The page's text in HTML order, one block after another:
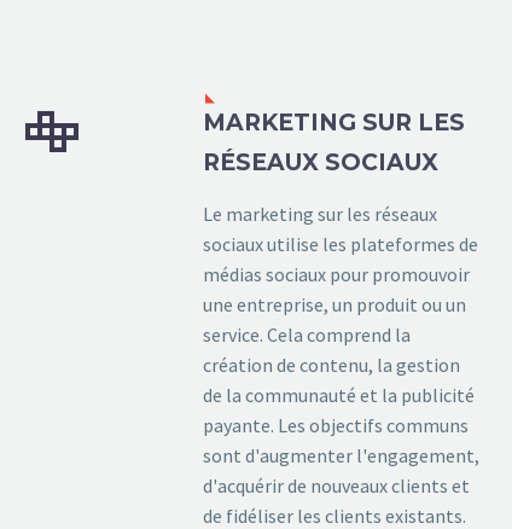


MARKETING SUR LES
RÉSEAUX SOCIAUX
Le marketing sur les réseaux
sociaux utilise les plateformes de
médias sociaux pour promouvoir
une entreprise, un produit ou un
service. Cela comprend la
création de contenu, la gestion
de la communauté et la publicité
payante. Les objectifs communs
sont d'augmenter l'engagement,
d'acquérir de nouveaux clients et
de fidéliser les clients existants.